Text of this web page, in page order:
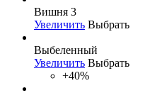
Вишня 3
Увеличить Выбрать
Выбеленный
Увеличить Выбрать
+40%